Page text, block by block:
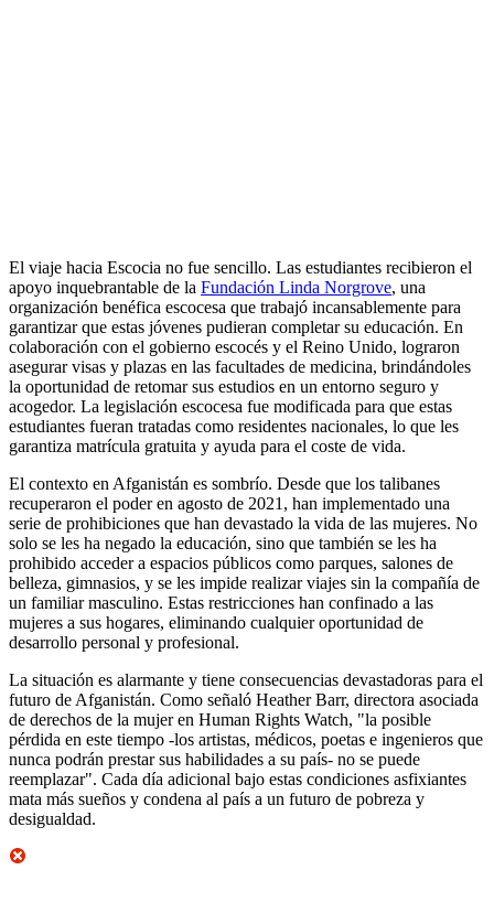
El viaje hacia Escocia no fue sencillo. Las estudiantes recibieron el
apoyo inquebrantable de la Fundación Linda Norgrove, una
organización benéfica escocesa que trabajó incansablemente para
garantizar que estas jóvenes pudieran completar su educación. En
colaboración con el gobierno escocés y el Reino Unido, lograron
asegurar visas y plazas en las facultades de medicina, brindándoles
la oportunidad de retomar sus estudios en un entorno seguro y
acogedor. La legislación escocesa fue modificada para que estas
estudiantes fueran tratadas como residentes nacionales, lo que les
garantiza matrícula gratuita y ayuda para el coste de vida.
El contexto en Afganistán es sombrío. Desde que los talibanes
recuperaron el poder en agosto de 2021, han implementado una
serie de prohibiciones que han devastado la vida de las mujeres. No
solo se les ha negado la educación, sino que también se les ha
prohibido acceder a espacios públicos como parques, salones de
belleza, gimnasios, y se les impide realizar viajes sin la compañía de
un familiar masculino. Estas restricciones han confinado a las
mujeres a sus hogares, eliminando cualquier oportunidad de
desarrollo personal y profesional.
La situación es alarmante y tiene consecuencias devastadoras para el
futuro de Afganistán. Como señaló Heather Barr, directora asociada
de derechos de la mujer en Human Rights Watch, "la posible
pérdida en este tiempo -los artistas, médicos, poetas e ingenieros que
nunca podrán prestar sus habilidades a su país- no se puede
reemplazar". Cada día adicional bajo estas condiciones asfixiantes
mata más sueños y condena al país a un futuro de pobreza y
desigualdad.